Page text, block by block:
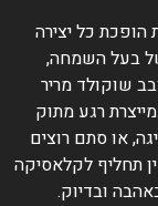
כל יצירה
של בעל השמחה,
שוקולד מריר
רגע מתוק
או סתם רוצים
תחליף לקלאסיקה
ובדיוק.